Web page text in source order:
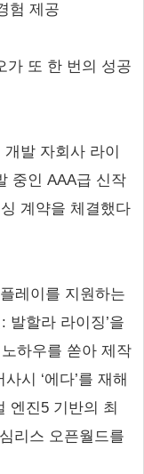
험 제공
가 또 한 번의 성공
발 자회사 라이
중인 AAA급 신작
계약을 체결했다
레이를 지원하는
발할라 라이징’을
하우를 쏟아 제작
시 ‘에다’를 재해
엔진5 기반의 최
리스 오픈월드를